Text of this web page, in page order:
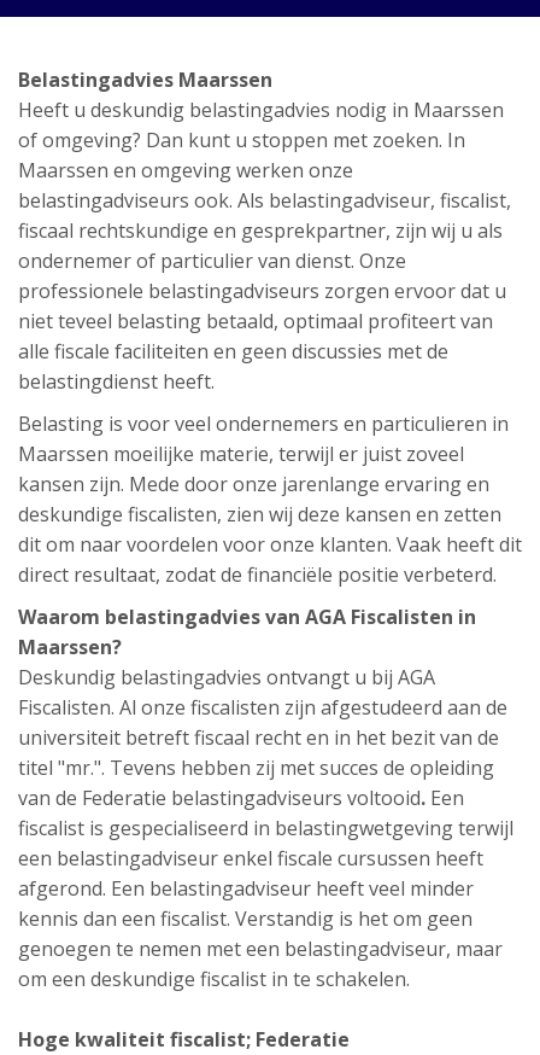
Belastingadvies Maarssen
Heeft u deskundig belastingadvies nodig in Maarssen
of omgeving? Dan kunt u stoppen met zoeken. In
Maarssen en omgeving werken onze
belastingadviseurs ook. Als belastingadviseur, fiscalist,
fiscaal rechtskundige en gesprekpartner, zijn wij u als
ondernemer of particulier van dienst. Onze
professionele belastingadviseurs zorgen ervoor dat u
niet teveel belasting betaald, optimaal profiteert van
alle fiscale faciliteiten en geen discussies met de
belastingdienst heeft.
Belasting is voor veel ondernemers en particulieren in
Maarssen moeilijke materie, terwijl er juist zoveel
kansen zijn. Mede door onze jarenlange ervaring en
deskundige fiscalisten, zien wij deze kansen en zetten
dit om naar voordelen voor onze klanten. Vaak heeft dit
direct resultaat, zodat de financiële positie verbeterd.
Waarom belastingadvies van AGA Fiscalisten in
Maarssen?
Deskundig belastingadvies ontvangt u bij AGA
Fiscalisten. Al onze fiscalisten zijn afgestudeerd aan de
universiteit betreft fiscaal recht en in het bezit van de
titel "mr.". Tevens hebben zij met succes de opleiding
van de Federatie belastingadviseurs voltooid. Een
fiscalist is gespecialiseerd in belastingwetgeving terwijl
een belastingadviseur enkel fiscale cursussen heeft
afgerond. Een belastingadviseur heeft veel minder
kennis dan een fiscalist. Verstandig is het om geen
genoegen te nemen met een belastingadviseur, maar
om een deskundige fiscalist in te schakelen.
Hoge kwaliteit fiscalist; Federatie